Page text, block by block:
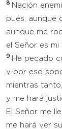
8 Nación
pues, aunque
aunque me
el Señor es mi
9 He pecado
y por eso
mientras
y me hará
El Señor me
me hará ver